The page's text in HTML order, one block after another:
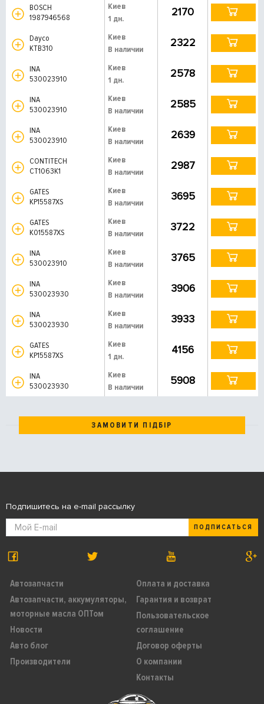
BOSCH
1987946568
Киев
1 дн.
2170
Dayco
KTB310
Киев
В наличии
2322
INA
530023910
Киев
1 дн.
2578
INA
530023910
Киев
В наличии
2585
INA
530023910
Киев
В наличии
2639
CONTITECH
CT1063K1
Киев
В наличии
2987
GATES
KP15587XS
Киев
В наличии
3695
GATES
K015587XS
Киев
В наличии
3722
INA
530023910
Киев
В наличии
3765
INA
530023930
Киев
В наличии
3906
INA
530023930
Киев
В наличии
3933
GATES
KP15587XS
Киев
1 дн.
4156
INA
530023930
Киев
В наличии
5908
ЗАМОВИТИ ПІДБІР
Автозапчасти
Автозапчасти, аккумуляторы,
моторные масла ОПТом
Новости
Авто блог
Производители
Оплата и доставка
Гарантия и возврат
Пользовательское
соглашение
Договор оферты
О компании
Контакты
Подпишитесь на e-mail рассылку
ПОДПИСАТЬСЯ